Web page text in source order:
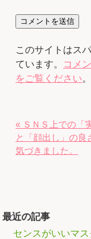
このサイトはス
ています。
コメ
をご覧ください。
« ＳＮＳ上での「
と「顔出し」の良
気づきました。
最近の記事
センスがいいマ